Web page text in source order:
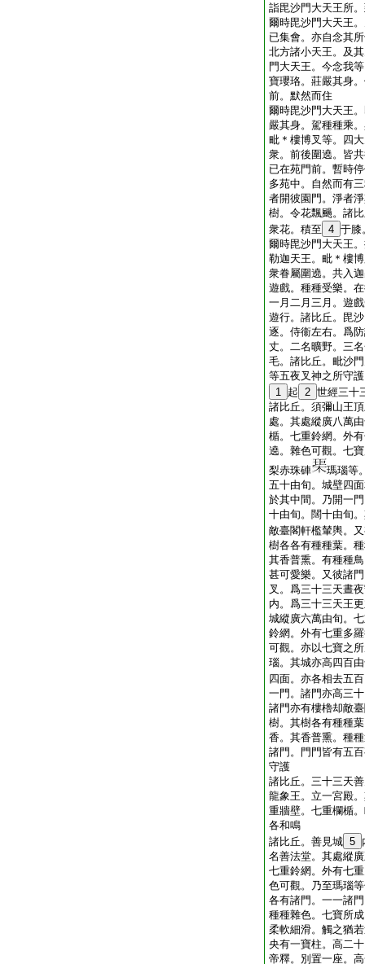
詣毘沙門大天王所
爾時毘沙門大天王
已集會。亦自念其
北方諸小天王。及
門大天王。今念我
寶瓔珞。莊嚴其身
前。默然而住
爾時毘沙門大天王
嚴其身。駕種種乘
毗＊樓博叉等。四
衆。前後圍遶。皆
已在苑門前。暫時
多苑中。自然而有
者開彼園門。淨者
樹。令花飄颺。諸
衆花。積至 4 于膝
爾時毘沙門大天王
勒迦天王。毗＊樓
衆眷屬圍遶。共入
遊戲。種種受樂。
一月二月三月。遊
遊行。諸比丘。毘
逐。侍衞左右。爲
丈。二名曠野。三
毛。諸比丘。毗沙
等五夜叉神之所守護
1 起 2 世經三十
諸比丘。須彌山王
處。其處縱廣八萬
楯。七重鈴網。外
遶。雜色可觀。七
梨赤珠硨
瑪瑙等
五十由旬。城壁四
於其中間。乃開一
十由旬。闊十由旬
敵臺閣軒檻輦輿。
樹各各有種種葉。
其香普熏。有種種
甚可愛樂。又彼諸
叉。爲三十三天晝
内。爲三十三天王
城縱廣六萬由旬。
鈴網。外有七重多
可觀。亦以七寶之
瑙。其城亦高四百
四面。亦各相去五
一門。諸門亦高三
諸門亦有樓櫓却敵
樹。其樹各有種種
香。其香普熏。種
諸門。門門皆有五
守護
諸比丘。三十三天
龍象王。立一宮殿
重牆壁。七重欄楯
各和鳴
諸比丘。善見城 5
名善法堂。其處縱
七重鈴網。外有七
色可觀。乃至瑪瑙
各有諸門。一一諸
種種雜色。七寶所
柔軟細滑。觸之猶
央有一寶柱。高二
帝釋。別置一座。